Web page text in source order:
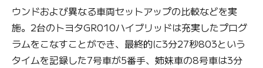
ウンドおよび異なる車両セットアップの比較などを実
施。2台のトヨタGR010ハイブリッドは充実したプログ
ラムをこなすことができ、最終的に3分27秒803という
タイムを記録した7号車が5番手、姉妹車の8号車は3分